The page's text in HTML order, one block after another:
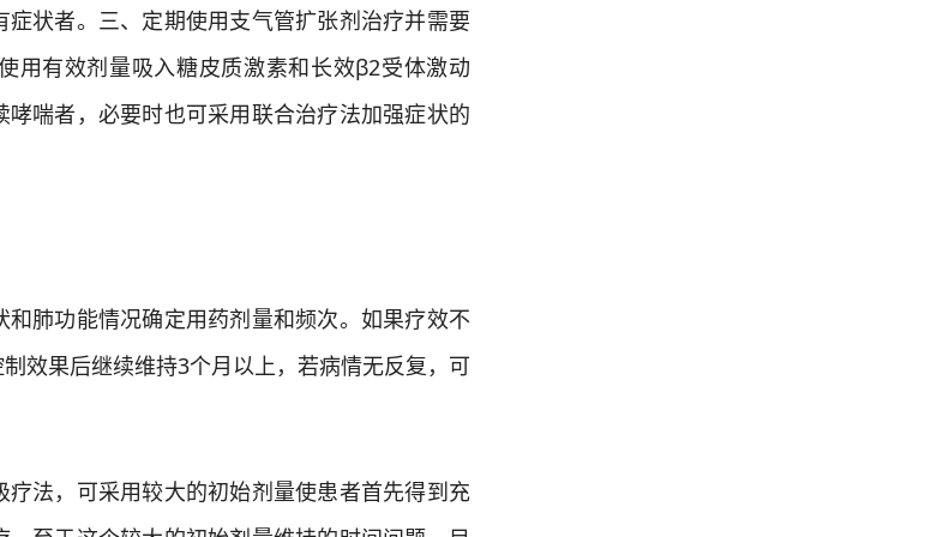
状者。三、定期使用支气管扩张剂治疗并需要
用有效剂量吸入糖皮质激素和长效β2受体激动
喘者，必要时也可采用联合治疗法加强症状的
肺功能情况确定用药剂量和频次。如果疗效不
效果后继续维持3个月以上，若病情无反复，可
法，可采用较大的初始剂量使患者首先得到充